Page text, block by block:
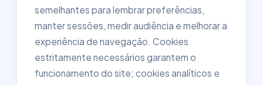
semelhantes para lembrar preferências,
manter sessões, medir audiência e melhorar a
experiência de navegação. Cookies
estritamente necessários garantem o
funcionamento do site; cookies analíticos e